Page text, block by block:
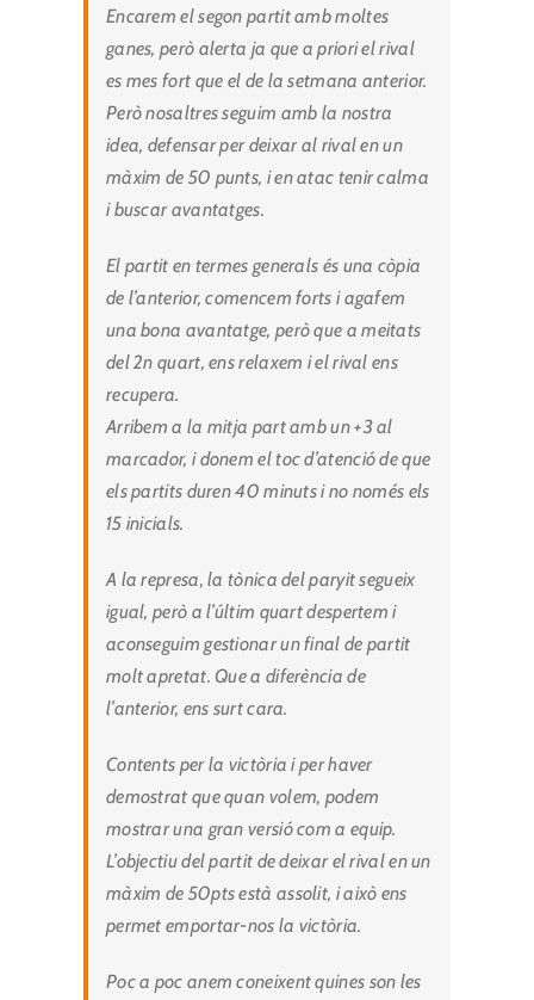
Encarem el segon partit amb moltes
ganes, però alerta ja que a priori el rival
es mes fort que el de la setmana anterior.
Però nosaltres seguim amb la nostra
idea, defensar per deixar al rival en un
màxim de 50 punts, i en atac tenir calma
i buscar avantatges.
El partit en termes generals és una còpia
de l’anterior, comencem forts i agafem
una bona avantatge, però que a meitats
del 2n quart, ens relaxem i el rival ens
recupera.
Arribem a la mitja part amb un +3 al
marcador, i donem el toc d’atenció de que
els partits duren 40 minuts i no només els
15 inicials.
A la represa, la tònica del paryit segueix
igual, però a l’últim quart despertem i
aconseguim gestionar un final de partit
molt apretat. Que a diferència de
l’anterior, ens surt cara.
Contents per la victòria i per haver
demostrat que quan volem, podem
mostrar una gran versió com a equip.
L’objectiu del partit de deixar el rival en un
màxim de 50pts està assolit, i això ens
permet emportar-nos la victòria.
Poc a poc anem coneixent quines son les